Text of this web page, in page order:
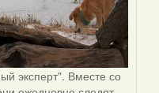
эксперт". Вместе со